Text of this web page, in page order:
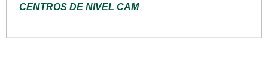
CENTROS DE NIVEL CAM